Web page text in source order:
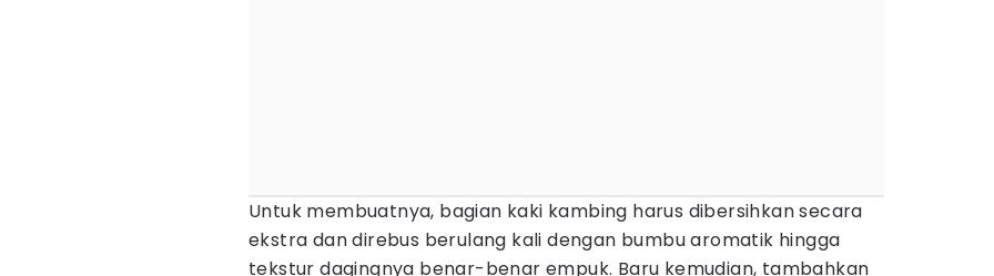
Untuk membuatnya, bagian kaki kambing harus dibersihkan secara
ekstra dan direbus berulang kali dengan bumbu aromatik hingga
tekstur dagingnya benar-benar empuk. Baru kemudian, tambahkan